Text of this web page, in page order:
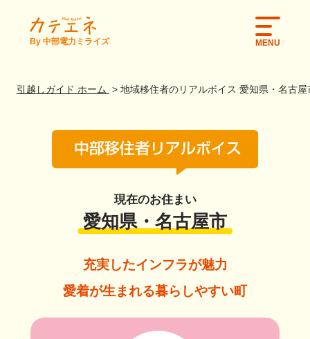
By 中部電力ミライズ MENU
引越しガイド ホーム 地域移住者のリアルボイス 愛知県・名古
現在のお住まい
愛知県・名古屋市
充実したインフラが魅力
愛着が生まれる暮らしやすい町